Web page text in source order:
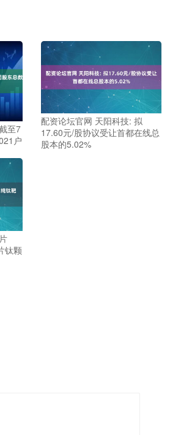
至7
户
配资论坛官网 天阳科技: 拟
17.60元/股协议受让首都在线总
股本的5.02%
钛颗